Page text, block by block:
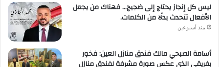
ليس كل إنجاز يحتاج إلى ضجيج… فهناك من يجعل
الأفعال تتحدث بدلًا من الكلمات.
منذ أسبوعين
أسامة الصبحي مالك فندق منازل العين: فخور
بفريقي الذي عكس صورة مشرفة لفندق منازل